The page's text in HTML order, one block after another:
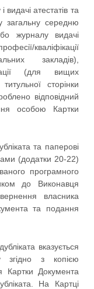
атестатів та
загальну середню
журналу видачі
кваліфікації
закладів),
(для вищих
сторінки
відповідний
особою Картки
та паперові
(додатки 20-22)
програмного
до Виконавця
власника
та подання
вказується
згідно з копією
Картки Документа
На Картці